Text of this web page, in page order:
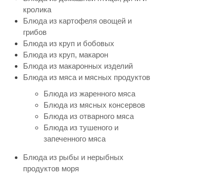
кролика
Блюда из картофеля овощей и
грибов
Блюда из круп и бобовых
Блюда из круп, макарон
Блюда из макаронных изделий
Блюда из мяса и мясных продуктов
Блюда из жаренного мяса
Блюда из мясных консервов
Блюда из отварного мяса
Блюда из тушеного и
запеченного мяса
Блюда из рыбы и нерыбных
продуктов моря